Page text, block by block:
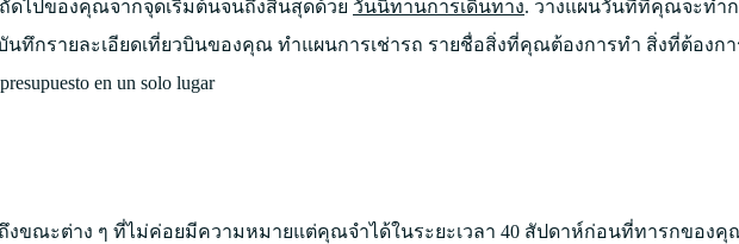
ดไปของคุณจากจุดเริ่มต้นจนถึงสิ้นสุดด้วย วันนิทานการเดินทาง. วางแผนวันที่ที่คุณจะทำก
ทึกรายละเอียดเที่ยวบินของคุณ ทำแผนการเช่ารถ รายชื่อสิ่งที่คุณต้องการทำ สิ่งที่ต้องก
en un solo lugar
งขณะต่าง ๆ ที่ไม่ค่อยมีความหมายแต่คุณจำได้ในระยะเวลา 40 สัปดาห์ก่อนที่ทารกของคุ